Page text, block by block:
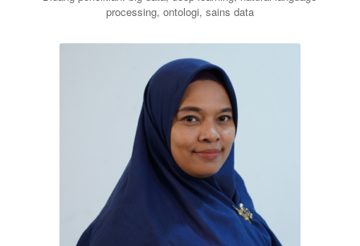
processing, ontologi, sains data